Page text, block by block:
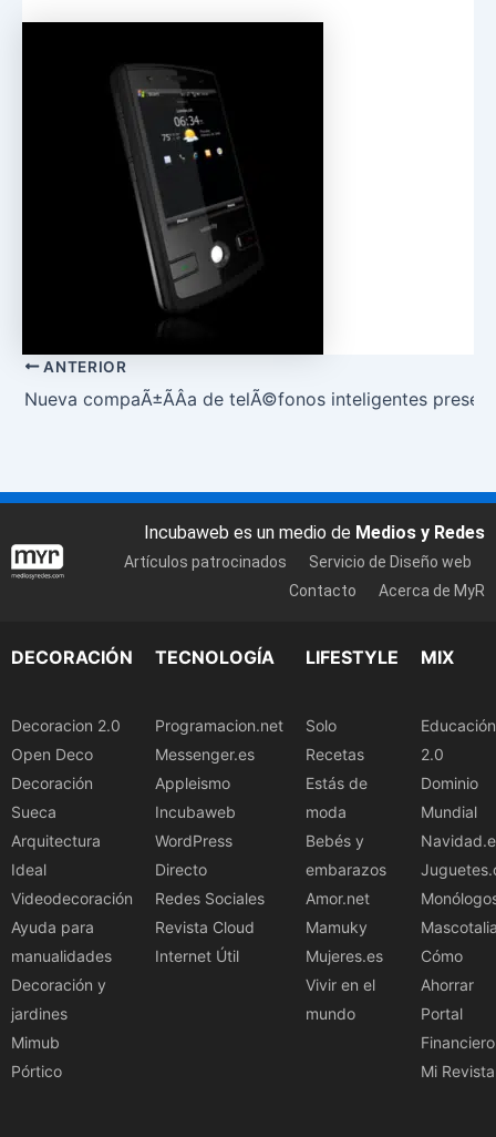
ANTERIOR
Nueva compaÃ±Ã­Â­a de telÃ©fonos inteligentes
Incubaweb es un medio de Medios y Redes
Artículos patrocinados
Servicio de Diseño web
Contacto
Acerca de MyR
DECORACIÓN
Decoracion 2.0
Open Deco
Decoración
Sueca
Arquitectura
Ideal
Videodecoración
Ayuda para
manualidades
Decoración y
jardines
Mimub
Pórtico
TECNOLOGÍA
Programacion.net
Messenger.es
Appleismo
Incubaweb
WordPress
Directo
Redes Sociales
Revista Cloud
Internet Útil
LIFESTYLE
Solo
Recetas
Estás de
moda
Bebés y
embarazos
Amor.net
Mamuky
Mujeres.es
Vivir en el
mundo
MIX
Educación
2.0
Dominio
Mundial
Cómo
Ahorrar
Portal
Financiero
Mi Revista